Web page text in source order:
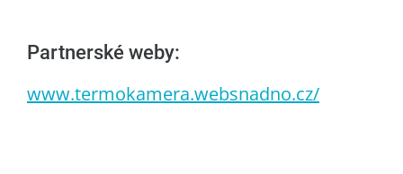
Partnerské weby:
www.termokamera.websnadno.cz/